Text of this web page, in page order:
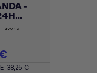
-
favoris
38,25 €